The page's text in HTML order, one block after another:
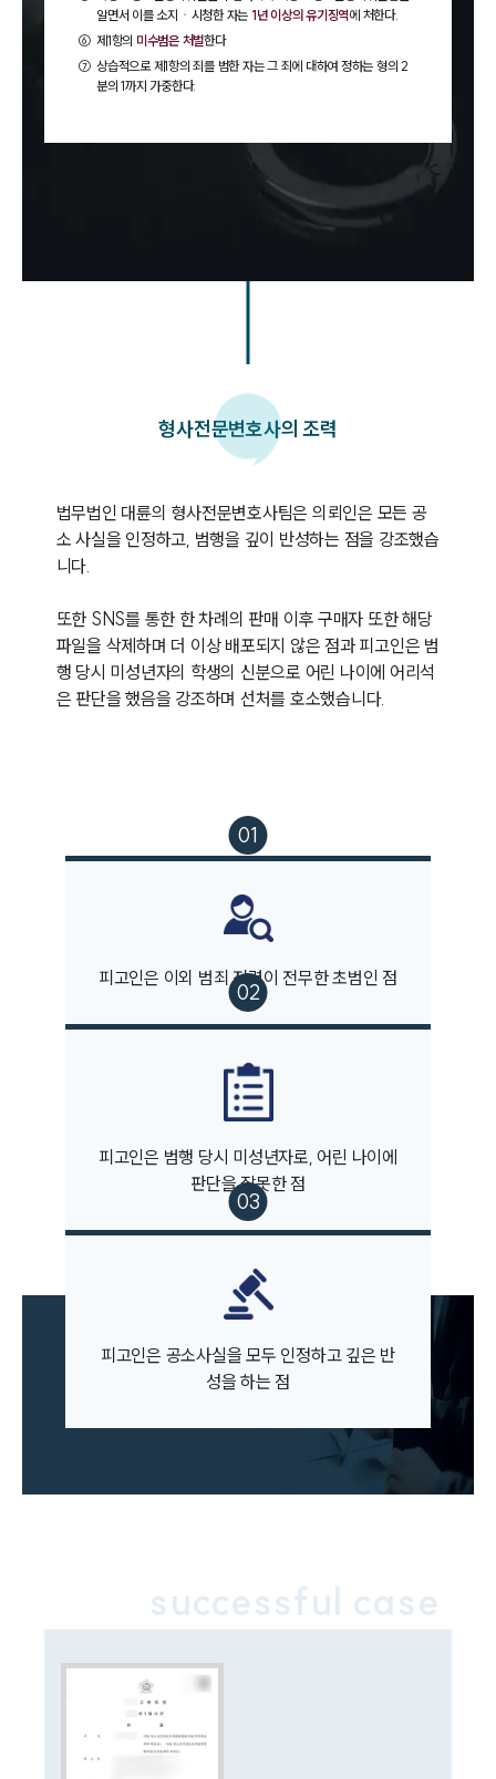
그룹소개
그룹소개
대륜의 강점
오시는 길
글로벌 파트너 로펌
통합검색
AI대륜
형사 주요 업무사례
형사소송·상담후기
형사그룹 업무
알면서 이를 소지ㆍ시청한 자는 1년 이상의 유기징역에 처한다.
⑥ 제1항의 미수범은 처벌한다
⑦ 상습적으로 제1항의 죄를 범한 자는 그 죄에 대하여 정하는 형의 2
분의 1까지 가중한다.
형사전문변호사의 조력
법무법인 대륜의 형사전문변호사팀은 의뢰인은 모든 공
소 사실을 인정하고, 범행을 깊이 반성하는 점을 강조했습
니다.
또한 SNS를 통한 한 차례의 판매 이후 구매자 또한 해당
파일을 삭제하며 더 이상 배포되지 않은 점과 피고인은 범
행 당시 미성년자의 학생의 신분으로 어린 나이에 어리석
은 판단을 했음을 강조하며 선처를 호소했습니다.
피고인은 이외 범죄 전력이 전무한 초범인 점
피고인은 범행 당시 미성년자로, 어린 나이에
판단을 잘못한 점
피고인은 공소사실을 모두 인정하고 깊은 반
성을 하는 점
successful case